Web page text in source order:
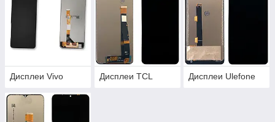
Дисплеи Vivo Дисплеи TCL Дисплеи Ulefone